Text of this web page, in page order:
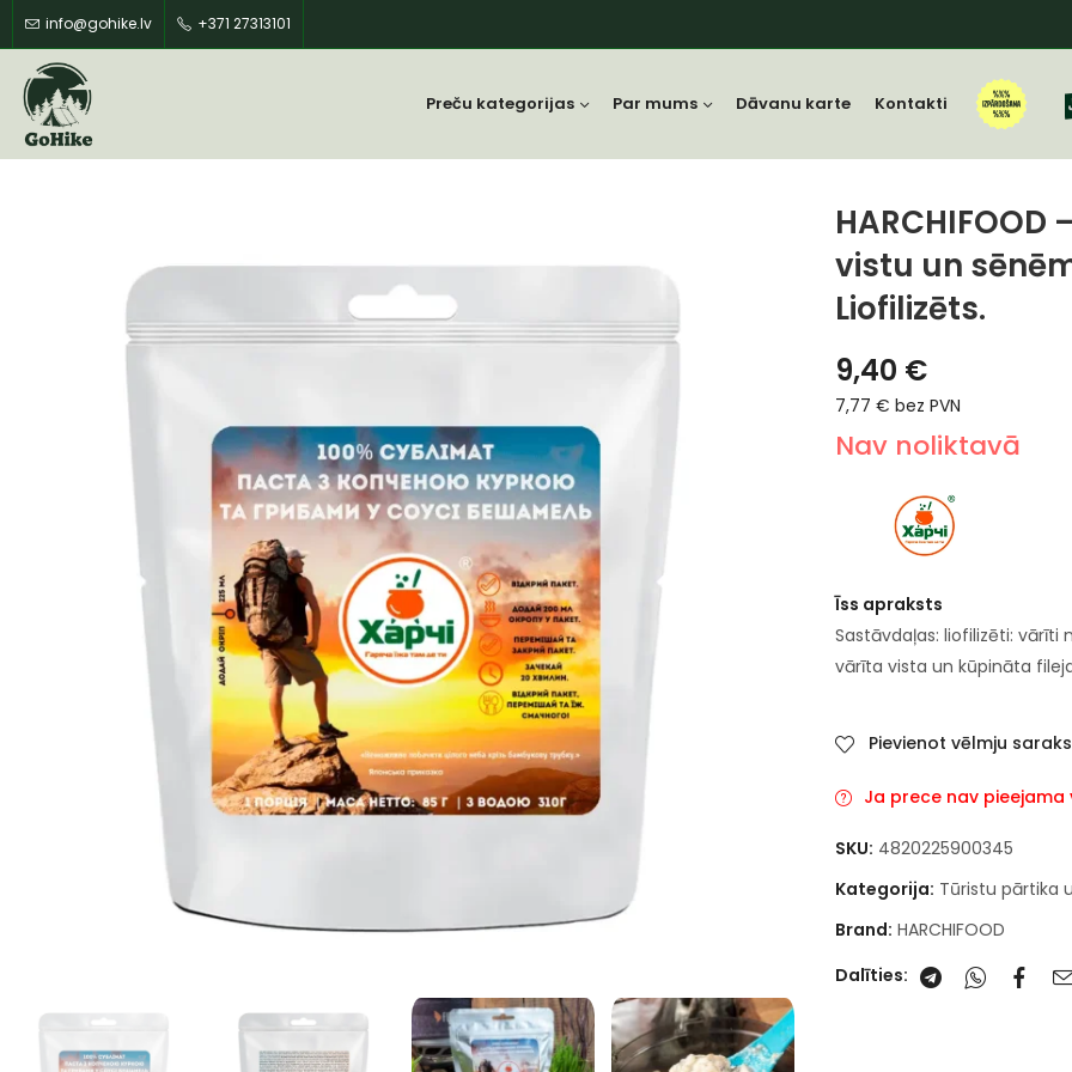
info@gohike.lv +371 27313101
Preču kategorijas Par mums Dāvanu karte Kontakti
vistu un
Liofilizēts.
9,40 €
7,77 € bez PVN
Nav noliktavā
Īss apraksts
Sastāvdaļas: liofilizēti:
vārīta vista un kūpināta
Pievienot vēlmju
Ja prece nav pieejama
SKU: 4820225900345
Kategorija: Tūristu pārtika
Brand: HARCHIFOOD
Dalīties: